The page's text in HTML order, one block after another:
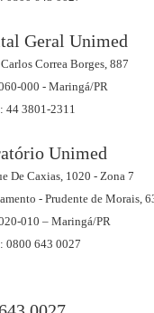
Geral Unimed
Correa Borges, 887
000 - Maringá/PR
44 3801-2311
Unimed
De Caxias, 1020 - Zona 7
- Prudente de Morais,
010 – Maringá/PR
0800 643 0027